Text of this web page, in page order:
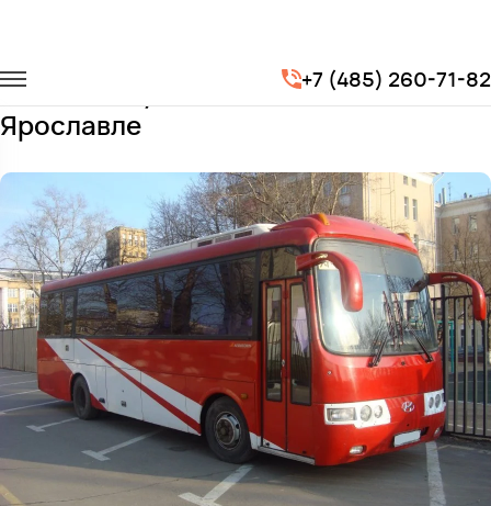
+7 (485) 260-71-82
Hyundai Aero
Заказать Hyundai Aero с водителем в
Ярославле